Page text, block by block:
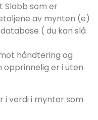
Slabb som er
av mynten (e)
( du kan slå
håndtering og
er i uten
i verdi i mynter som